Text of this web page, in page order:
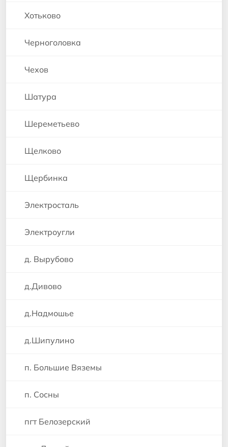
Хотьково
Черноголовка
Чехов
Шатура
Шереметьево
Щелково
Щербинка
Электросталь
Электроугли
д. Вырубово
д.Дивово
д.Надмошье
д.Шипулино
п. Большие Вяземы
п. Сосны
пгт Белозерский